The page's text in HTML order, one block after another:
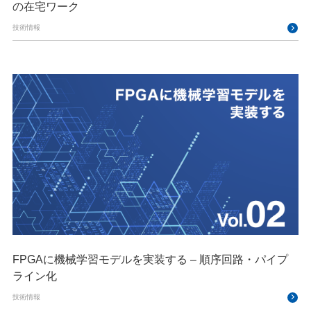
の在宅ワーク
技術情報
FPGAに機械学習モデルを実装する – 順序回路・パイプ
ライン化
技術情報